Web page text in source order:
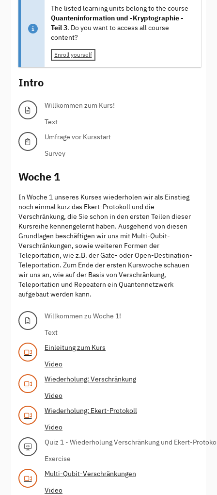
The listed learning units belong to the course
Quanteninformation und -Kryptographie -
Teil 3. Do you want to access all course
content?
Enroll yourself
Intro
Willkommen zum Kurs!
Text
Umfrage vor Kursstart
Survey
Woche 1
In Woche 1 unseres Kurses wiederholen wir als Einstieg
noch einmal kurz das Ekert-Protokoll und die
Verschränkung, die Sie schon in den ersten Teilen dieser
Kursreihe kennengelernt haben. Ausgehend von diesen
Grundlagen beschäftigen wir uns mit Multi-Qubit-
Verschränkungen, sowie weiteren Formen der
Teleportation, wie z.B. der Gate- oder Open-Destination-
Teleportation. Zum Ende der ersten Kurswoche schauen
wir uns an, wie auf der Basis von Verschränkung,
Teleportation und Repeatern ein Quantennetzwerk
aufgebaut werden kann.
Willkommen zu Woche 1!
Text
Einleitung zum Kurs
Video
Wiederholung: Verschränkung
Video
Wiederholung: Ekert-Protokoll
Video
Quiz 1 - Wiederholung Verschränkung und Ekert-
Exercise
Multi-Qubit-Verschränkungen
Video